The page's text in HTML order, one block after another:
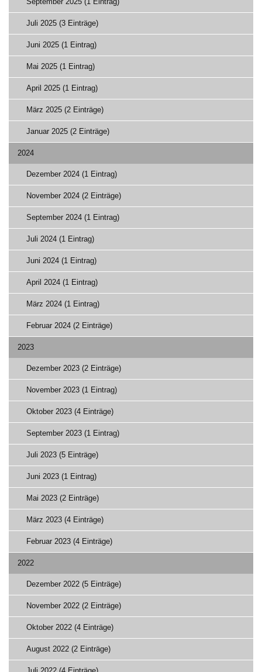
Juli 2025 (3 Einträge)
Juni 2025 (1 Eintrag)
Mai 2025 (1 Eintrag)
April 2025 (1 Eintrag)
März 2025 (2 Einträge)
Januar 2025 (2 Einträge)
2024
Dezember 2024 (1 Eintrag)
November 2024 (2 Einträge)
September 2024 (1 Eintrag)
Juli 2024 (1 Eintrag)
Juni 2024 (1 Eintrag)
April 2024 (1 Eintrag)
März 2024 (1 Eintrag)
Februar 2024 (2 Einträge)
2023
Dezember 2023 (2 Einträge)
November 2023 (1 Eintrag)
Oktober 2023 (4 Einträge)
September 2023 (1 Eintrag)
Juli 2023 (5 Einträge)
Juni 2023 (1 Eintrag)
Mai 2023 (2 Einträge)
März 2023 (4 Einträge)
Februar 2023 (4 Einträge)
2022
Dezember 2022 (5 Einträge)
November 2022 (2 Einträge)
Oktober 2022 (4 Einträge)
August 2022 (2 Einträge)